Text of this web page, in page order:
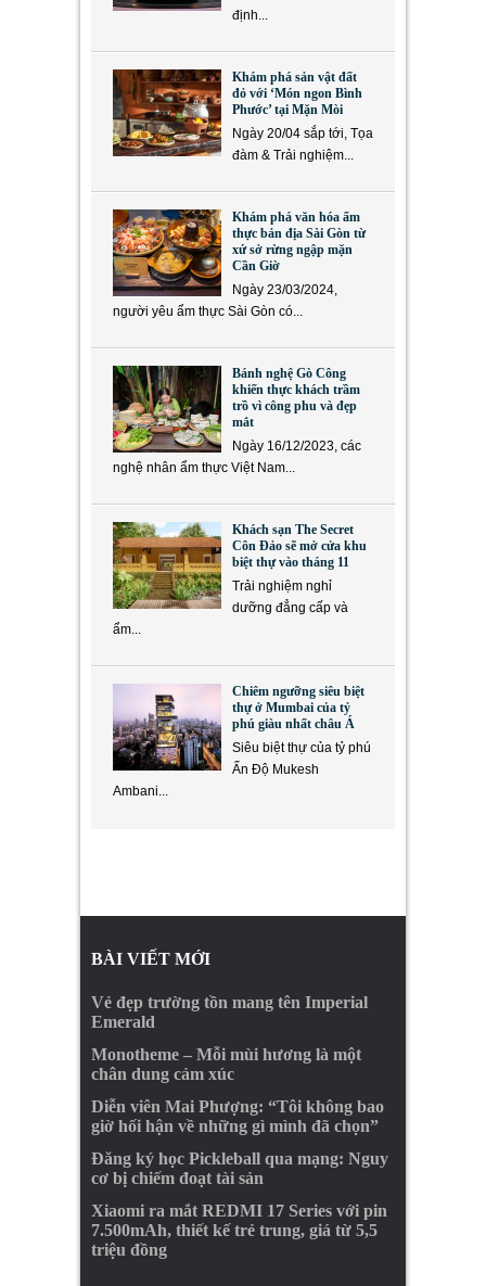
định...
Khám phá sản vật đất
đỏ với ‘Món ngon Bình
Phước’ tại Mặn Mòi
Ngày 20/04 sắp tới, Tọa
đàm & Trải nghiệm...
Khám phá văn hóa ẩm
thực bản địa Sài Gòn từ
xứ sở rừng ngập mặn
Cần Giờ
Ngày 23/03/2024,
người yêu ẩm thực Sài Gòn có...
Bánh nghệ Gò Công
khiến thực khách trầm
trồ vì công phu và đẹp
mắt
Ngày 16/12/2023, các
nghệ nhân ẩm thực Việt Nam...
Khách sạn The Secret
Côn Đảo sẽ mở cửa khu
biệt thự vào tháng 11
Trải nghiệm nghỉ
dưỡng đẳng cấp và
ẩm...
Chiêm ngưỡng siêu biệt
thự ở Mumbai của tỷ
phú giàu nhất châu Á
Siêu biệt thự của tỷ phú
Ấn Độ Mukesh
Ambani...
BÀI VIẾT MỚI
Vẻ đẹp trường tồn mang tên Imperial
Emerald
Monotheme – Mỗi mùi hương là một
chân dung cảm xúc
Diễn viên Mai Phượng: “Tôi không bao
giờ hối hận về những gì mình đã chọn”
Đăng ký học Pickleball qua mạng: Nguy
cơ bị chiếm đoạt tài sản
Xiaomi ra mắt REDMI 17 Series với pin
7.500mAh, thiết kế trẻ trung, giá từ 5,5
triệu đồng